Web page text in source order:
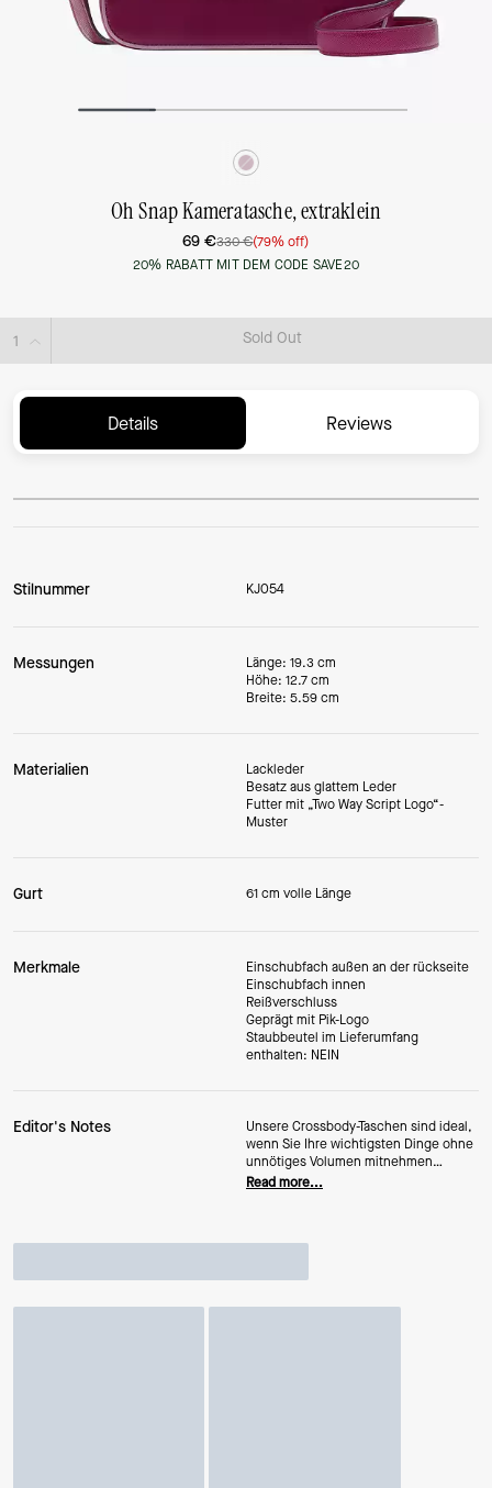
Oh Snap Kameratasche, extraklein
69 €330 €(79% off)
20% RABATT MIT DEM CODE SAVE20
Sold Out
Details Reviews
Stilnummer KJ054
Messungen
Länge: 19.3 cm
Höhe: 12.7 cm
Breite: 5.59 cm
Materialien
Lackleder
Besatz aus glattem Leder
Futter mit „Two Way Script Logo“-
Muster
Gurt 61 cm volle Länge
Merkmale
Einschubfach außen an der rückseite
Einschubfach innen
Reißverschluss
Geprägt mit Pik-Logo
Staubbeutel im Lieferumfang
enthalten: NEIN
Editor's Notes
Unsere Crossbody-Taschen sind ideal,
wenn Sie Ihre wichtigsten Dinge ohne
unnötiges Volumen mitnehmen
möchten. Und das Beste: Ihre Hände
Read more...